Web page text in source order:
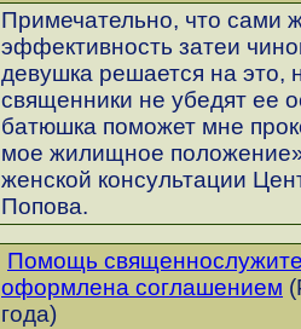
Примечательно, что сами
эффективность затеи
девушка решается на это,
священники не убедят ее
батюшка поможет мне
мое жилищное
женской консультации
Попова.
Помощь
оформлена соглашением
года)